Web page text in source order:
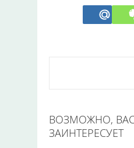
ВОЗМОЖНО,
ЗАИНТЕРЕСУЕТ